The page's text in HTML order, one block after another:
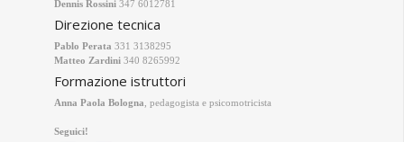
Dennis Rossini 347 6012781
Direzione tecnica
Pablo Perata 331 3138295
Matteo Zardini 340 8265992
Formazione istruttori
Anna Paola Bologna , pedagogista e psicomotricista
Seguici!